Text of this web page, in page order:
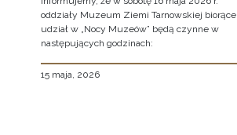
oddziały Muzeum Ziemi Tarnowskiej biorące
udział w „Nocy Muzeów” będą czynne w
następujących godzinach:
15 maja, 2026